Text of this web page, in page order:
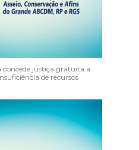
justiça gratuita a
de recursos